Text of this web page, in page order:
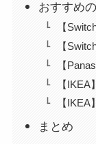
おすすめ
【
【
【
【
【
まとめ